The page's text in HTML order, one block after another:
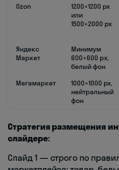
Ozon
1200×1200 px
или
1500×2000 px
Яндекс
Маркет
Минимум
600×600 px,
белый фон
Мегамаркет
1000×1000 px,
нейтральный
фон
Стратегия размещения
слайдере:
Слайд 1 — строго по